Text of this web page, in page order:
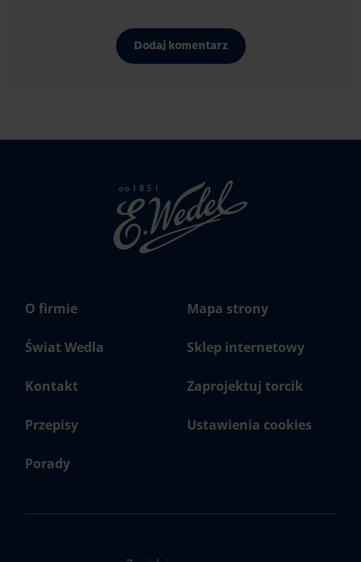
Dodaj komentarz
Strona
głowna
Wedel.pl
O firmie
Świat Wedla
Kontakt
Przepisy
Porady
Mapa strony
Sklep internetowy
Zaprojektuj torcik
Ustawienia cookies